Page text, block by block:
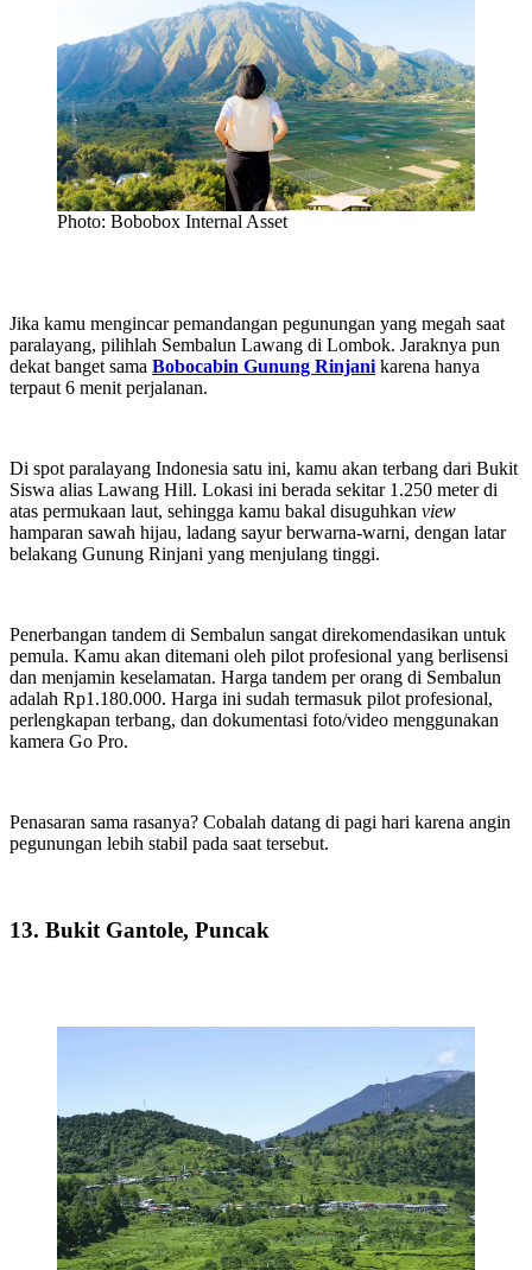
Photo: Bobobox Internal Asset
Jika kamu mengincar pemandangan pegunungan yang megah saat
paralayang, pilihlah Sembalun Lawang di Lombok. Jaraknya pun
dekat banget sama Bobocabin Gunung Rinjani karena hanya
terpaut 6 menit perjalanan.
Di spot paralayang Indonesia satu ini, kamu akan terbang dari Bukit
Siswa alias Lawang Hill. Lokasi ini berada sekitar 1.250 meter di
atas permukaan laut, sehingga kamu bakal disuguhkan view
hamparan sawah hijau, ladang sayur berwarna-warni, dengan latar
belakang Gunung Rinjani yang menjulang tinggi.
Penerbangan tandem di Sembalun sangat direkomendasikan untuk
pemula. Kamu akan ditemani oleh pilot profesional yang berlisensi
dan menjamin keselamatan. Harga tandem per orang di Sembalun
adalah Rp1.180.000. Harga ini sudah termasuk pilot profesional,
perlengkapan terbang, dan dokumentasi foto/video menggunakan
kamera Go Pro.
Penasaran sama rasanya? Cobalah datang di pagi hari karena angin
pegunungan lebih stabil pada saat tersebut.
13. Bukit Gantole, Puncak